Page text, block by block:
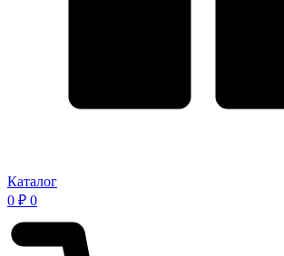
Каталог
0 ₽ 0